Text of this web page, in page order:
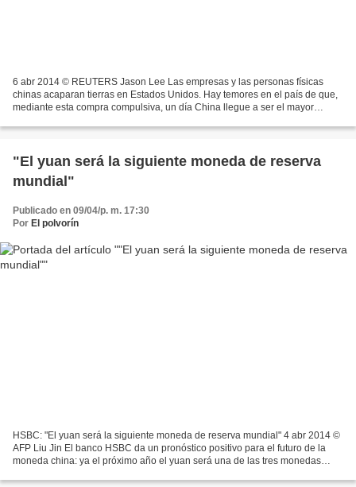
6 abr 2014 © REUTERS Jason Lee Las empresas y las personas físicas
chinas acaparan tierras en Estados Unidos. Hay temores en el país de que,
mediante esta compra compulsiva, un día China llegue a ser el mayor
"El yuan será la siguiente moneda de reserva
mundial"
Publicado en 09/04/p. m. 17:30
Por El polvorín
HSBC: "El yuan será la siguiente moneda de reserva mundial" 4 abr 2014 ©
AFP Liu Jin El banco HSBC da un pronóstico positivo para el futuro de la
moneda china: ya el próximo año el yuan será una de las tres monedas